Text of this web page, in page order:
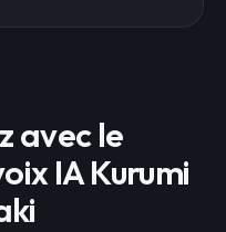
avec le
IA Kurumi